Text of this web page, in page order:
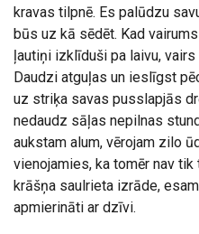
kravas tilpnē. Es palūdzu
būs uz kā sēdēt. Kad
ļautiņi izklīduši pa laivu,
Daudzi atguļas un ieslīgst
uz striķa savas pusslapjās
nedaudz sāļas nepilnas
aukstam alum, vērojam zilo
vienojamies, ka tomēr nav
krāšņa saulrieta izrāde,
apmierināti ar dzīvi.